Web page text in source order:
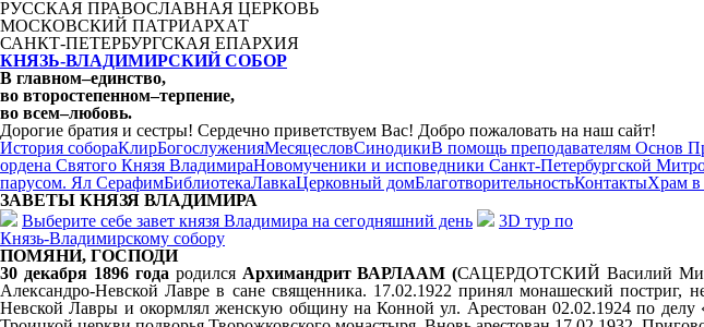
РУССКАЯ ПРАВОСЛАВНАЯ ЦЕРКОВЬ
МОСКОВСКИЙ ПАТРИАРХАТ
САНКТ-ПЕТЕРБУРГСКАЯ ЕПАРХИЯ
КНЯЗЬ-ВЛАДИМИРСКИЙ СОБОР
В главном–единство,
во второстепенном–терпение,
во всем–любовь.
Дорогие братия и сестры! Сердечно приветствуем Вас! Добро пожаловать на наш сайт!
История собораКлирБогослуженияМесяцесловСинодикиВ помощь преподавателям Основ
ордена Святого Князя ВладимираНовомученики и исповедники Санкт-Петербургской
парусом. Ял СерафимБиблиотекаЛавкаЦерковный домБлаготворительностьКонтактыХрам
ЗАВЕТЫ КНЯЗЯ ВЛАДИМИРА
Выберите себе завет князя Владимира на сегодняшний день
3D тур по
Князь-Владимирскому собору
ПОМЯНИ, ГОСПОДИ
30 декабря 1896 года родился Архимандрит ВАРЛААМ (САЦЕРДОТСКИЙ Василий
Александро-Невской Лавре в сане священника. 17.02.1922 принял монашеский постриг,
Невской Лавры и окормлял женскую общину на Конной ул. Арестован 02.02.1924 по